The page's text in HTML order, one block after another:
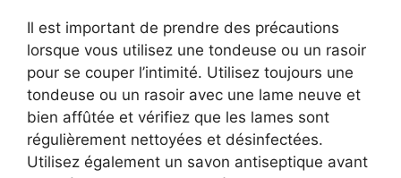
Il est important de prendre des précautions
lorsque vous utilisez une tondeuse ou un rasoir
pour se couper l’intimité. Utilisez toujours une
tondeuse ou un rasoir avec une lame neuve et
bien affûtée et vérifiez que les lames sont
régulièrement nettoyées et désinfectées.
Utilisez également un savon antiseptique avant